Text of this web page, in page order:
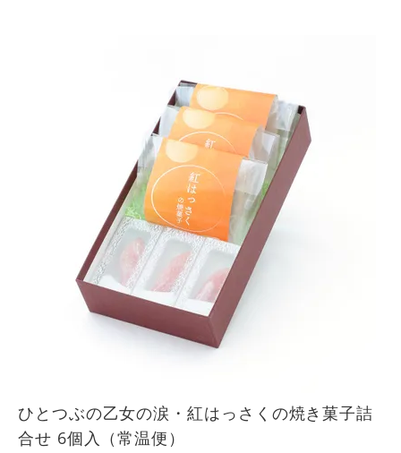
ひとつぶの乙女の涙・紅はっさくの焼き菓子詰
合せ 6個入（常温便）